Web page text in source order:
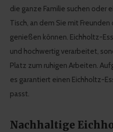
die ganze Familie suchen oder
Tisch, an dem Sie mit
genießen können. Eichholtz-
und hochwertig verarbeitet,
Platz zum ruhigen Arbeiten.
es garantiert einen Eichholtz-
passt.
Nachhaltige